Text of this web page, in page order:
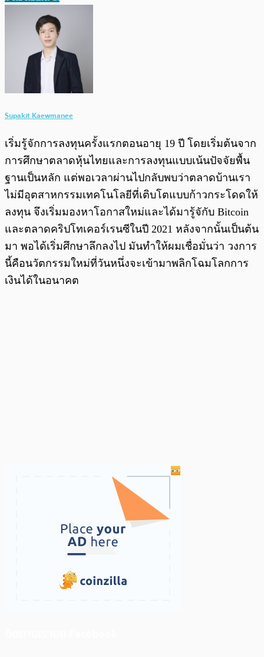
Supakit Kaewmanee
เริ่มรู้จักการลงทุนครั้งแรกตอนอายุ 19 ปี โดยเริ่มต้นจาก
การศึกษาตลาดหุ้นไทยและการลงทุนแบบเน้นปัจจัยพื้น
ฐานเป็นหลัก แต่พอเวลาผ่านไปกลับพบว่าตลาดบ้านเรา
ไม่มีอุตสาหกรรมเทคโนโลยีที่เติบโตแบบก้าวกระโดดให้
ลงทุน จึงเริ่มมองหาโอกาสใหม่และได้มารู้จักับ Bitcoin
และตลาดคริปโทเคอร์เรนซีในปี 2021 หลังจากนั้นเป็นต้น
มา พอได้เริ่มศึกษาลึกลงไป มันทำให้ผมเชื่อมั่นว่า วงการ
นี้คือนวัตกรรมใหม่ที่วันหนึ่งจะเข้ามาพลิกโฉมโลกการ
เงินได้ในอนาคต